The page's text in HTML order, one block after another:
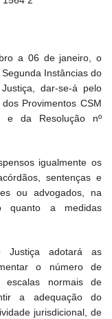
a 06 de janeiro, o
Instâncias do
dar-se-á pelo
Provimentos CSM
e da Resolução nº
igualmente os
sentenças e
ou advogados, na
quanto a medidas
Justiça adotará as
o número de
escalas normais de
a adequação do
jurisdicional, de